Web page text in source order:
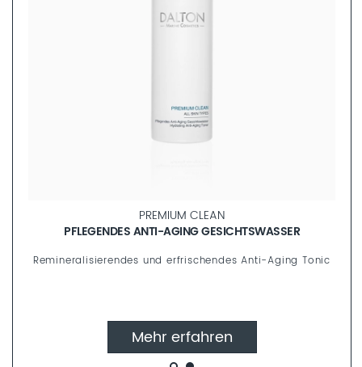
PREMIUM CLEAN
REINIGUNGSSCHAUM
Verwöhnendes Reinigungsmousse mit kristallisiertem
Mehr erfahren